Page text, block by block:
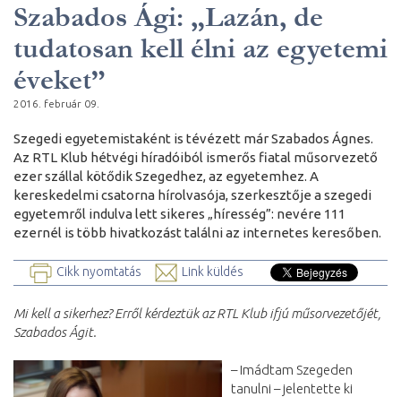
Szabados Ági: „Lazán, de
tudatosan kell élni az egyetemi
éveket”
2016. február 09.
Szegedi egyetemistaként is tévézett már Szabados Ágnes.
Az RTL Klub hétvégi híradóiból ismerős fiatal műsorvezető
ezer szállal kötődik Szegedhez, az egyetemhez. A
kereskedelmi csatorna hírolvasója, szerkesztője a szegedi
egyetemről indulva lett sikeres „híresség”: nevére 111
ezernél is több hivatkozást találni az internetes keresőben.
Cikk nyomtatás Link küldés
Mi kell a sikerhez? Erről kérdeztük az RTL Klub ifjú műsorvezetőjét,
Szabados Ágit.
– Imádtam Szegeden
tanulni – jelentette ki